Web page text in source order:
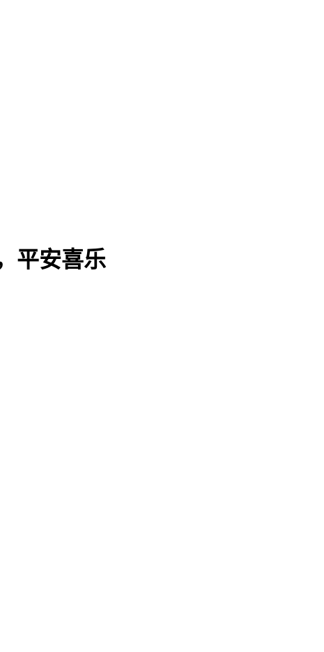
平安喜乐